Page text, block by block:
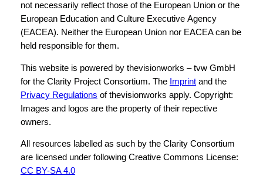
not necessarily reflect those of the European Union or the
European Education and Culture Executive Agency
(EACEA). Neither the European Union nor EACEA can be
held responsible for them.
This website is powered by thevisionworks – tvw GmbH
for the Clarity Project Consortium. The Imprintand the
Privacy Regulations of thevisionworks apply. Copyright:
Images and logos are the property of their repective
owners.
All resources labelled as such by the Clarity Consortium
are licensed under following Creative Commons License:
CC BY-SA 4.0